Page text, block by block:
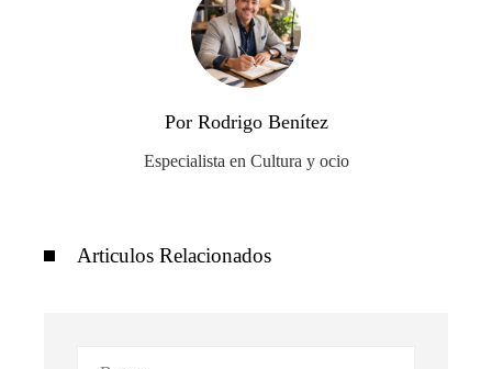
Por Rodrigo Benítez
Especialista en Cultura y ocio
Articulos Relacionados